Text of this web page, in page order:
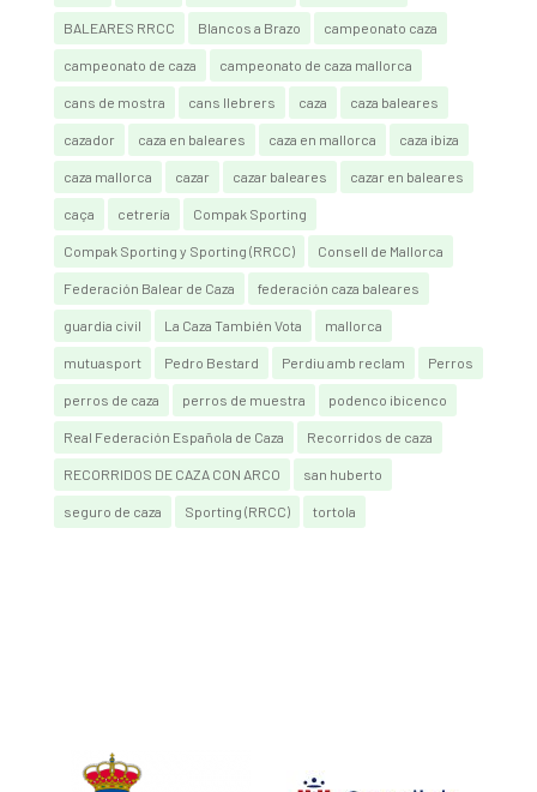
BALEARES RRCC Blancos a Brazo campeonato caza
campeonato de caza campeonato de caza mallorca
cans de mostra cans llebrers caza caza baleares
cazador caza en baleares caza en mallorca caza ibiza
caza mallorca cazar cazar baleares cazar en baleares
caça cetrería Compak Sporting
Compak Sporting y Sporting (RRCC) Consell de Mallorca
Federación Balear de Caza federación caza baleares
guardia civil La Caza También Vota mallorca
mutuasport Pedro Bestard Perdiu amb reclam Perros
perros de caza perros de muestra podenco ibicenco
Real Federación Española de Caza Recorridos de caza
RECORRIDOS DE CAZA CON ARCO san huberto
seguro de caza Sporting (RRCC) tortola